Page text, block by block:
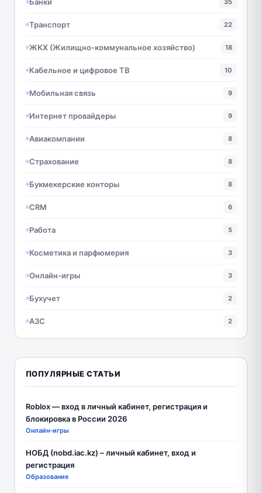
35
Транспорт 22
ЖКХ (Жилищно-коммунальное хозяйство) 18
Кабельное и цифровое ТВ 10
Мобильная связь 9
Интернет провайдеры 9
Авиакомпании 8
Страхование 8
Букмекерские конторы 8
CRM 6
Работа 5
Косметика и парфюмерия 3
Онлайн-игры 3
Бухучет 2
АЗС 2
ПОПУЛЯРНЫЕ СТАТЬИ
Roblox — вход в личный кабинет, регистрация и
блокировка в России 2026
Онлайн-игры
НОБД (nobd.iac.kz) – личный кабинет, вход и
регистрация
Образование